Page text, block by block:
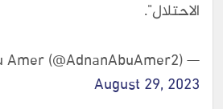
الاحتلال".
— Adnan Abu Amer (@AdnanAbuAmer2)
August 29, 2023